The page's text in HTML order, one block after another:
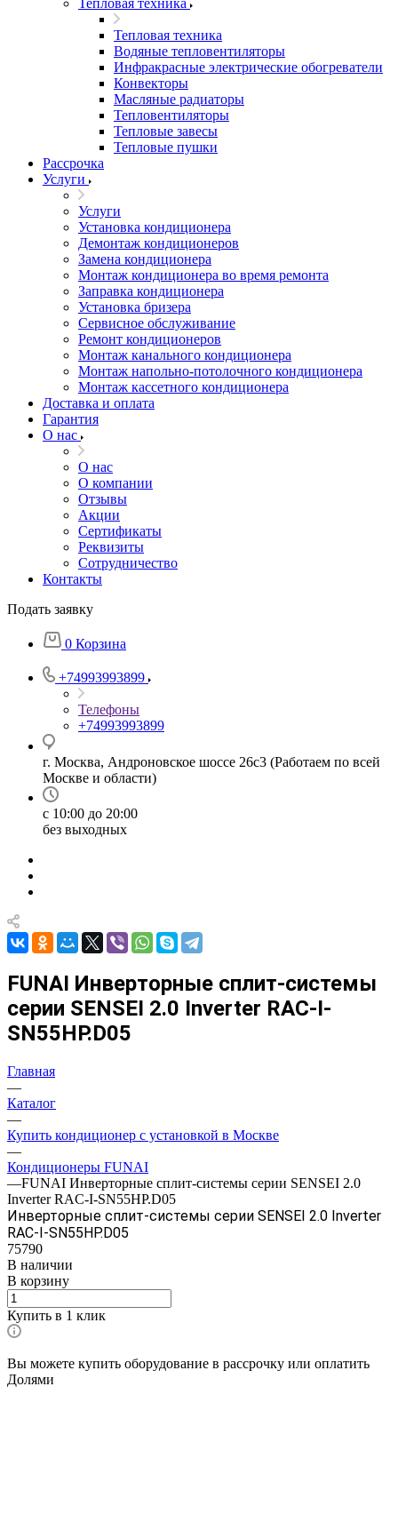
Тепловая техника
Тепловая техника
Водяные тепловентиляторы
Инфракрасные электрические обогреватели
Конвекторы
Масляные радиаторы
Тепловентиляторы
Тепловые завесы
Тепловые пушки
Рассрочка
Услуги
Услуги
Установка кондиционера
Демонтаж кондиционеров
Замена кондиционера
Монтаж кондиционера во время ремонта
Заправка кондиционера
Установка бризера
Сервисное обслуживание
Ремонт кондиционеров
Монтаж канального кондиционера
Монтаж напольно-потолочного кондиционера
Монтаж кассетного кондиционера
Доставка и оплата
Гарантия
О нас
О нас
О компании
Отзывы
Акции
Cертификаты
Реквизиты
Сотрудничество
Контакты
Подать заявку
0 Корзина
+74993993899
Телефоны
+74993993899
г. Москва, Андроновское шоссе 26с3 (Работаем по всей
Москве и области)
с 10:00 до 20:00
без выходных
FUNAI Инверторные сплит-системы
серии SENSEI 2.0 Inverter RAC-I-
SN55HP.D05
Главная
—
Каталог
—
Купить кондиционер с установкой в Москве
—
Кондиционеры FUNAI
—FUNAI Инверторные сплит-системы серии SENSEI 2.0
Inverter RAC-I-SN55HP.D05
Инверторные сплит-системы серии SENSEI 2.0 Inverter
RAC-I-SN55HP.D05
75790
В наличии
В корзину
Купить в 1 клик
Вы можете купить оборудование в рассрочку или оплатить
Долями